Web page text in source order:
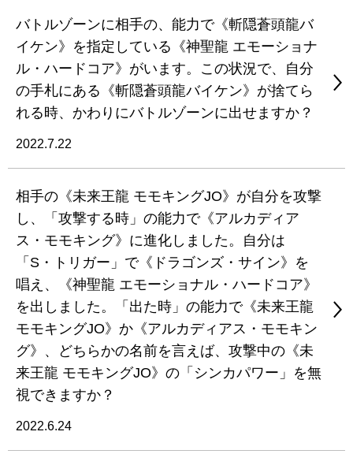
バトルゾーンに相手の、能力で《斬隠蒼頭龍バ
イケン》を指定している《神聖龍 エモーショナ
ル・ハードコア》がいます。この状況で、自分
の手札にある《斬隠蒼頭龍バイケン》が捨てら
れる時、かわりにバトルゾーンに出せますか？
2022.7.22
相手の《未来王龍 モモキングJO》が自分を攻撃
し、「攻撃する時」の能力で《アルカディア
ス・モモキング》に進化しました。自分は
「S・トリガー」で《ドラゴンズ・サイン》を
唱え、《神聖龍 エモーショナル・ハードコア》
を出しました。「出た時」の能力で《未来王龍
モモキングJO》か《アルカディアス・モモキン
グ》、どちらかの名前を言えば、攻撃中の《未
来王龍 モモキングJO》の「シンカパワー」を無
視できますか？
2022.6.24